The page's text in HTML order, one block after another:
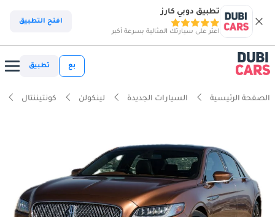
تطبيق دوبي كارز
اعثر على سيارتك المثالية بسرعة أكبر
افتح التطبيق
بع تطبيق
الصفحة الرئيسية السيارات الجديدة لينكولن كونتيننتال